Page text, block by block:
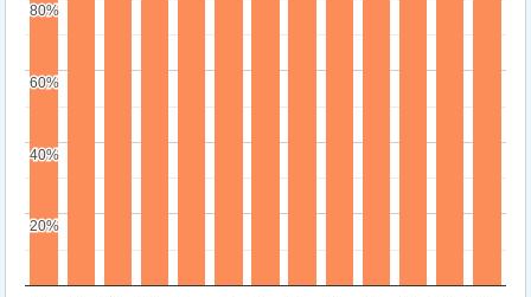
20%
20%
40%
40%
60%
60%
80%
80%